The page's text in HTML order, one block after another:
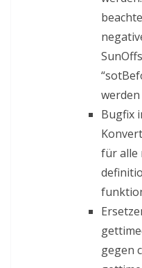
werden
Bugfix
für alle
gegen